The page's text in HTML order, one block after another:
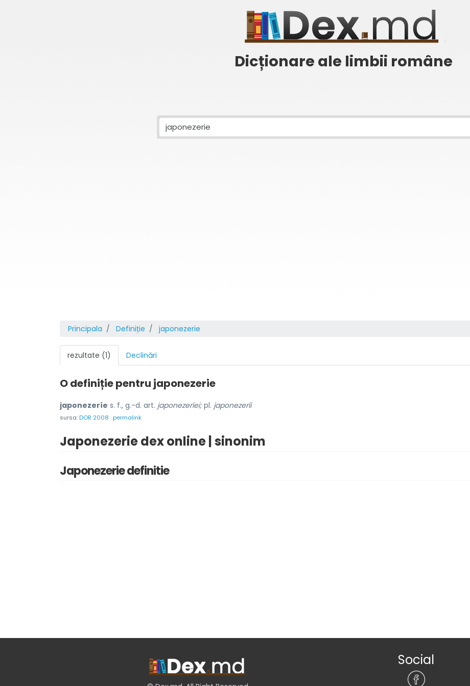
Dicționare ale limbii române
Principala Definiție japonezerie
rezultate (1) Declinări
O definiție pentru japonezerie
japonezeríe s. f., g.-d. art. japonezeríei;pl. japonezeríi
sursa:DOR 2008 permalink
Japonezerie dex online | sinonim
Japonezerie definitie
Social